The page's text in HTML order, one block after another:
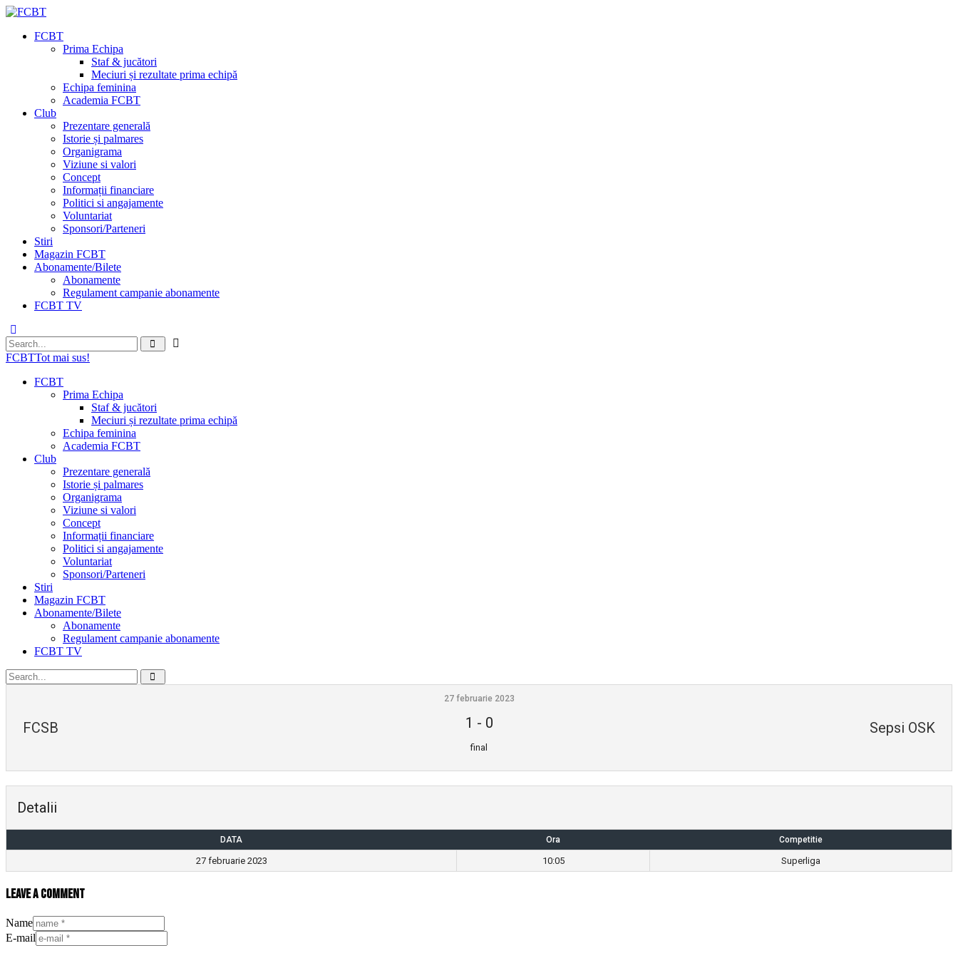
FCBT
Prima Echipa
Staf & jucători
Meciuri și rezultate prima echipă
Echipa feminina
Academia FCBT
Club
Prezentare generală
Istorie și palmares
Organigrama
Viziune si valori
Concept
Informații financiare
Politici si angajamente
Voluntariat
Sponsori/Parteneri
Stiri
Magazin FCBT
Abonamente/Bilete
Abonamente
Regulament campanie abonamente
FCBT TV
FCBTTot mai sus!
FCBT
Prima Echipa
Staf & jucători
Meciuri și rezultate prima echipă
Echipa feminina
Academia FCBT
Club
Prezentare generală
Istorie și palmares
Organigrama
Viziune si valori
Concept
Informații financiare
Politici si angajamente
Voluntariat
Sponsori/Parteneri
Stiri
Magazin FCBT
Abonamente/Bilete
Abonamente
Regulament campanie abonamente
FCBT TV
FCSB Sepsi OSK
27 februarie 2023
1 - 0
final
Detalii
DATA Ora Competitie
27 februarie 2023 10:05 Superliga
Leave a comment
Name
E-mail